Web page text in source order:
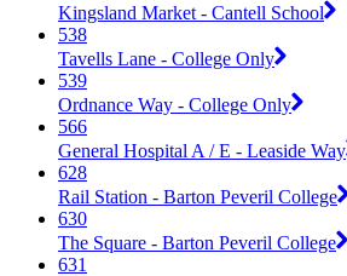
Kingsland Market - Cantell School
538
Tavells Lane - College Only
539
Ordnance Way - College Only
566
General Hospital A / E - Leaside Way
628
Rail Station - Barton Peveril College
630
The Square - Barton Peveril College
631